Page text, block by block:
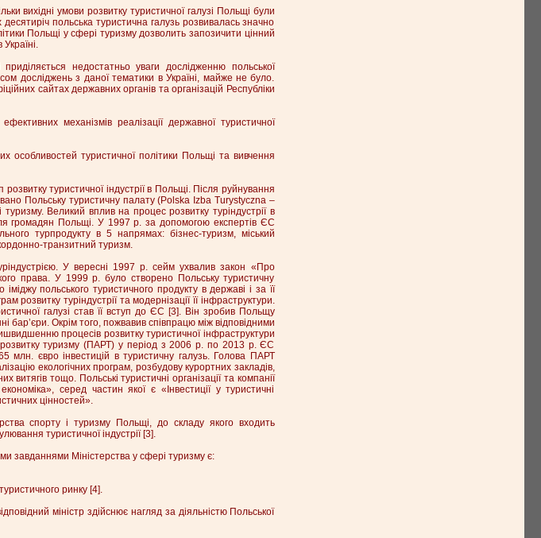
вихідні умови розвитку туристичної галузі Польщі були
польська туристична галузь розвивалась значно
Польщі у сфері туризму дозволить запозичити цінний
недостатньо уваги дослідженню польської
досліджень з даної тематики в Україні, майже не було.
сайтах державних органів та організацій Республіки
механізмів реалізації державної туристичної
особливостей туристичної політики Польщі та вивчення
туристичної індустрії в Польщі. Після руйнування
Польську туристичну палату (Polska Izba Turystyczna –
Великий вплив на процес розвитку туріндустрії в
громадян Польщі. У 1997 р. за допомогою експертів ЄС
турпродукту в 5 напрямах: бізнес-туризм, міський
транзитний туризм.
У вересні 1997 р. сейм ухвалив закон «Про
права. У 1999 р. було створено Польську туристичну
польського туристичного продукту в державі і за її
туріндустрії та модернізації її інфраструктури.
галузі став її вступ до ЄС [3]. Він зробив Польщу
бар’єри. Окрім того, пожвавив співпрацю між відповідними
процесів розвитку туристичної інфраструктури
розвитку туризму (ПАРТ) у період з 2006 р. по 2013 р. ЄС
євро інвестицій в туристичну галузь. Голова ПАРТ
екологічних програм, розбудову курортних закладів,
витягів тощо. Польські туристичні організації та компанії
серед частин якої є «Інвестиції у туристичні
цінностей».
спорту і туризму Польщі, до складу якого входить
туристичної індустрії [3].
завданнями Міністерства у сфері туризму є:
ринку [4].
міністр здійснює нагляд за діяльністю Польської